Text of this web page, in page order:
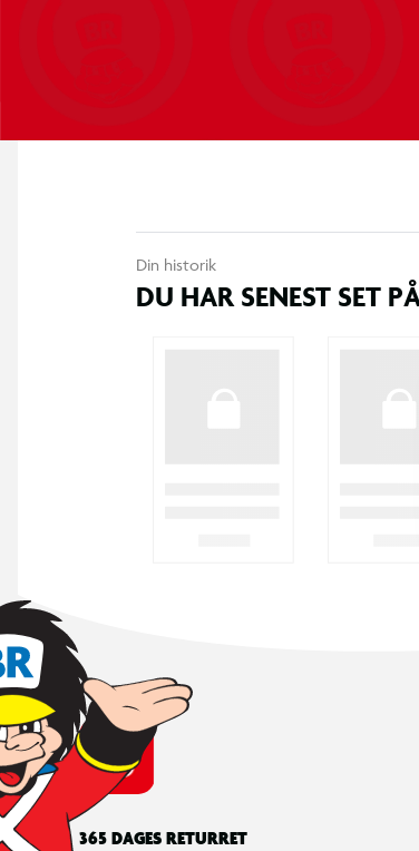
Dybde: 140 cm
Din historik
DU HAR SENEST SET
365 DAGES RETURRET